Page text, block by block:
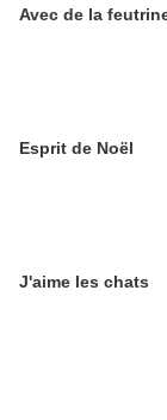
Avec de la
Esprit de Noël
J'aime les chats